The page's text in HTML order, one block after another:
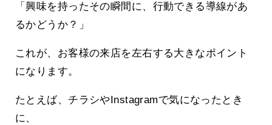
「興味を持ったその瞬間に、行動できる導線があ
るかどうか？」
これが、お客様の来店を左右する大きなポイント
になります。
たとえば、チラシやInstagramで気になったとき
に、